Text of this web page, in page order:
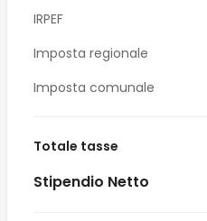
IRPEF
Imposta regionale
Imposta comunale
Totale tasse
Stipendio Netto